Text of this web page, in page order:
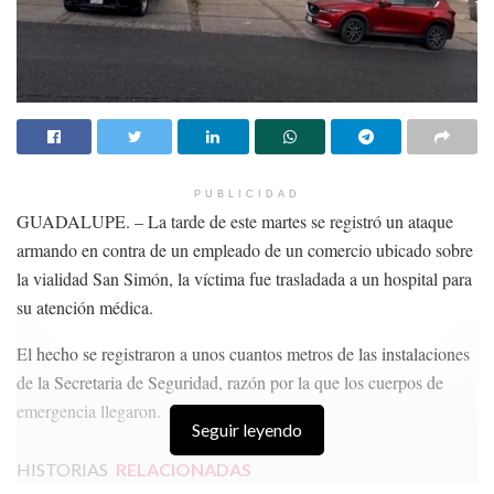
PUBLICIDAD
GUADALUPE. – La tarde de este martes se registró un ataque
armando en contra de un empleado de un comercio ubicado sobre
la vialidad San Simón, la víctima fue trasladada a un hospital para
su atención médica.
El hecho se registraron a unos cuantos metros de las instalaciones
de la Secretaria de Seguridad, razón por la que los cuerpos de
emergencia llegaron.
HISTORIAS RELACIONADAS
Seguir leyendo